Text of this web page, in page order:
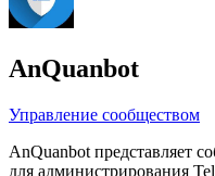
AnQuanbot
Управление сообществом
AnQuanbot представляет
для администрирования